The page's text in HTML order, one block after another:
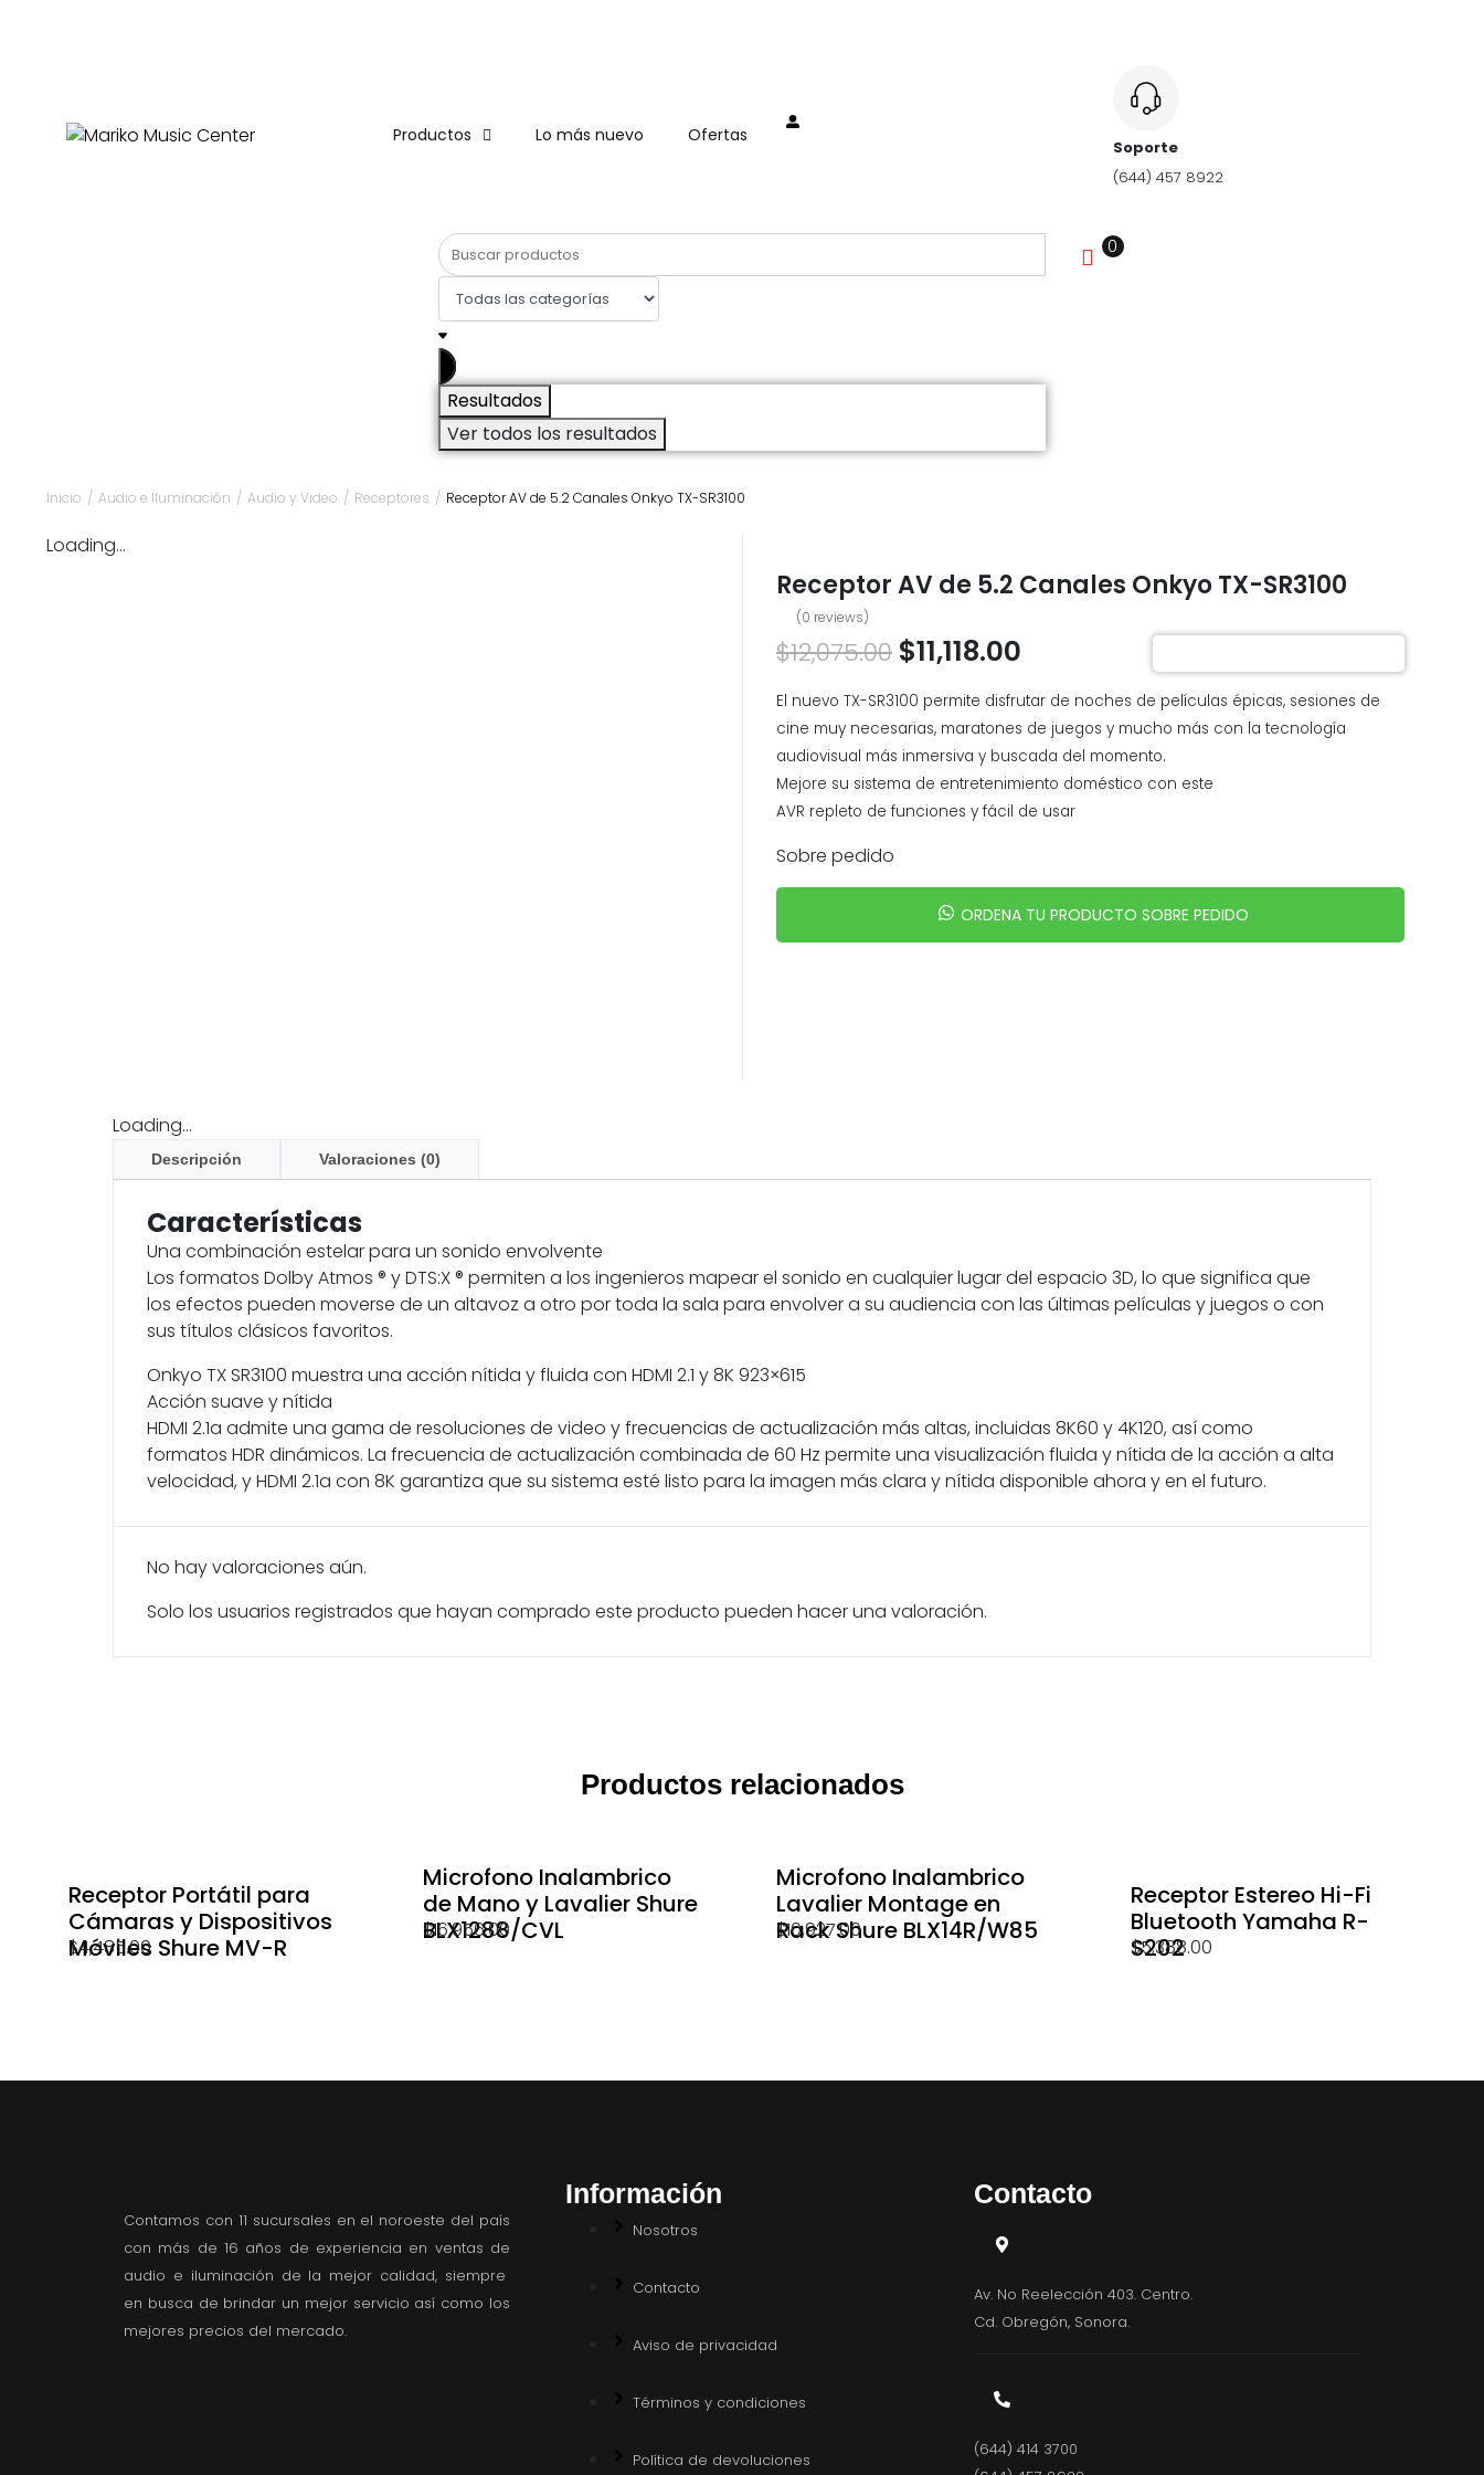
Productos Lo más nuevo Ofertas
Soporte
(644) 457 8922
Resultados
Ver todos los resultados
0
Inicio / Audio e Iluminación / Audio y Video / Receptores / Receptor AV de 5.2 Canales Onkyo TX-SR3100
Loading...
Receptor AV de 5.2 Canales Onkyo TX-SR3100
(0 reviews)
$12,075.00 $11,118.00
El nuevo TX-SR3100 permite disfrutar de noches de películas épicas, sesiones de
cine muy necesarias, maratones de juegos y mucho más con la tecnología
audiovisual más inmersiva y buscada del momento.
Mejore su sistema de entretenimiento doméstico con este
AVR repleto de funciones y fácil de usar
Sobre pedido
ORDENA TU PRODUCTO SOBRE PEDIDO
Loading...
Descripción Valoraciones (0)
Características
Una combinación estelar para un sonido envolvente
Los formatos Dolby Atmos ® y DTS:X ® permiten a los ingenieros mapear el sonido en cualquier lugar del espacio 3D, lo que significa que
los efectos pueden moverse de un altavoz a otro por toda la sala para envolver a su audiencia con las últimas películas y juegos o con
sus títulos clásicos favoritos.
Onkyo TX SR3100 muestra una acción nítida y fluida con HDMI 2.1 y 8K 923×615
Acción suave y nítida
HDMI 2.1a admite una gama de resoluciones de video y frecuencias de actualización más altas, incluidas 8K60 y 4K120, así como
formatos HDR dinámicos. La frecuencia de actualización combinada de 60 Hz permite una visualización fluida y nítida de la acción a alta
velocidad, y HDMI 2.1a con 8K garantiza que su sistema esté listo para la imagen más clara y nítida disponible ahora y en el futuro.
No hay valoraciones aún.
Solo los usuarios registrados que hayan comprado este producto pueden hacer una valoración.
Productos relacionados
Receptor Portátil para
Cámaras y Dispositivos
Móviles Shure MV-R
$4,485.00
Microfono Inalambrico
de Mano y Lavalier Shure
BLX1288/CVL
$16,956.00
Microfono Inalambrico
Lavalier Montage en
Rack Shure BLX14R/W85
$10,927.00
Receptor Estereo Hi-Fi
Bluetooth Yamaha R-
S202
$5,388.00
Contamos con 11 sucursales en el noroeste del país
con más de 16 años de experiencia en ventas de
audio e iluminación de la mejor calidad, siempre
en busca de brindar un mejor servicio así como los
mejores precios del mercado.
Información
Nosotros
Contacto
Aviso de privacidad
Términos y condiciones
Política de devoluciones
Contacto
Av. No Reelección 403. Centro.
Cd. Obregón, Sonora.
(644) 414 3700